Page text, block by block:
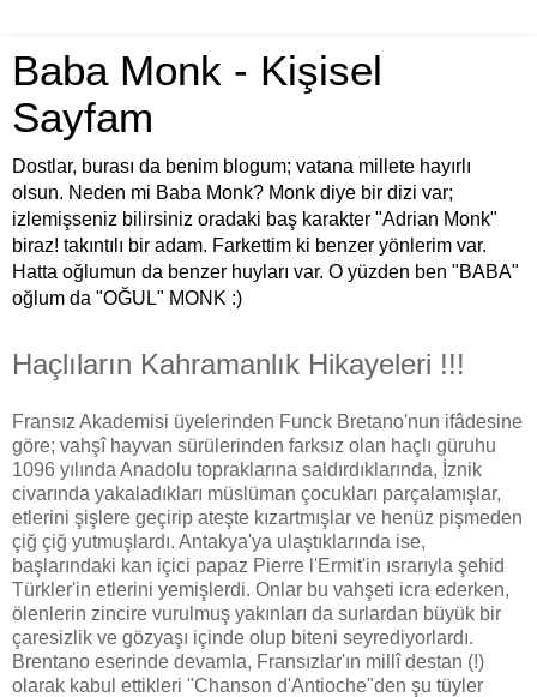
Baba Monk - Kişisel
Sayfam
Dostlar, burası da benim blogum; vatana millete hayırlı
olsun. Neden mi Baba Monk? Monk diye bir dizi var;
izlemişseniz bilirsiniz oradaki baş karakter "Adrian Monk"
biraz! takıntılı bir adam. Farkettim ki benzer yönlerim var.
Hatta oğlumun da benzer huyları var. O yüzden ben "BABA"
oğlum da "OĞUL" MONK :)
Haçlıların Kahramanlık Hikayeleri !!!
Fransız Akademisi üyelerinden Funck Bretano'nun ifâdesine
göre; vahşî hayvan sürülerinden farksız olan haçlı güruhu
1096 yılında Anadolu topraklarına saldırdıklarında, İznik
civarında yakaladıkları müslüman çocukları parçalamışlar,
etlerini şişlere geçirip ateşte kızartmışlar ve henüz pişmeden
çiğ çiğ yutmuşlardı. Antakya'ya ulaştıklarında ise,
başlarındaki kan içici papaz Pierre l'Ermit'in ısrarıyla şehid
Türkler'in etlerini yemişlerdi. Onlar bu vahşeti icra ederken,
ölenlerin zincire vurulmuş yakınları da surlardan büyük bir
çaresizlik ve gözyaşı içinde olup biteni seyrediyorlardı.
Brentano eserinde devamla, Fransızlar'ın millî destan (!)
olarak kabul ettikleri "Chanson d'Antioche"den şu tüyler